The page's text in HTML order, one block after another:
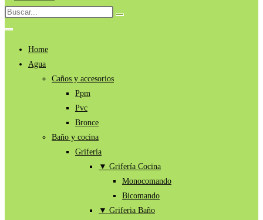
al
contenido
Buscar
en
Enviar
Home
Agua
Caños y accesorios
Ppm
Pvc
Bronce
Baño y cocina
Grifería
▼ Grifería Cocina
Monocomando
Bicomando
▼ Griferia Baño